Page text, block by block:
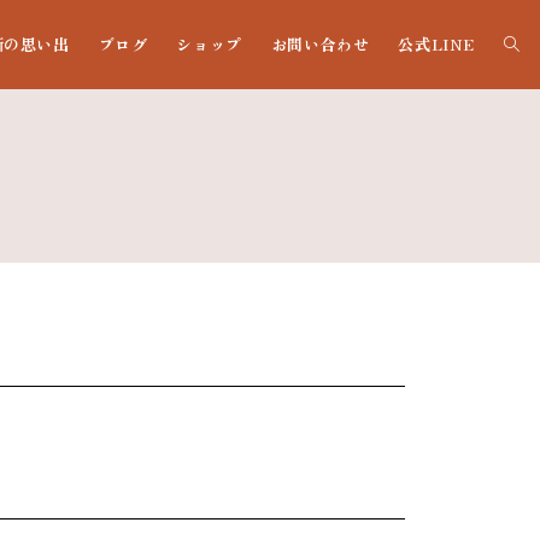
思い出 ブログ ショップ お問い合わせ 公式LINE